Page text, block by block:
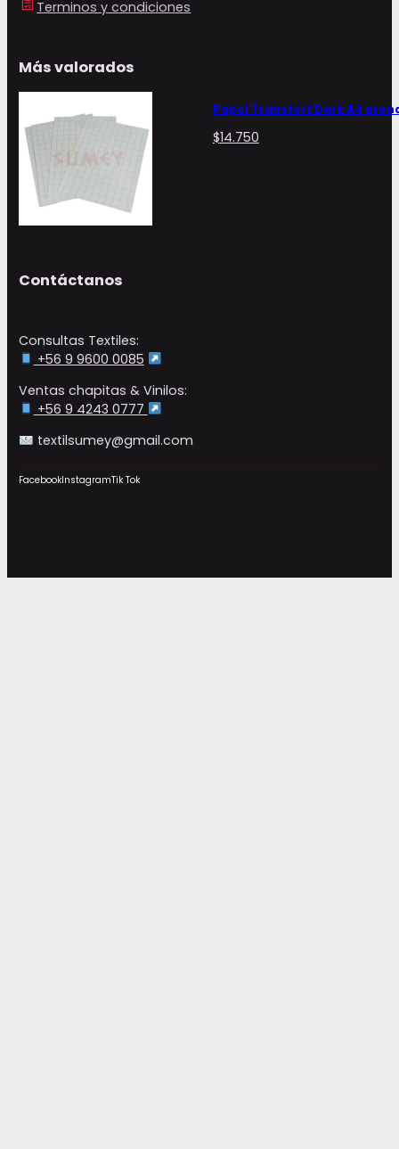
Terminos y condiciones
Más valorados
Papel Transfert Dark A4
$14.750
Contáctanos
Consultas Textiles:
+56 9 9600 0085
Ventas chapitas & Vinilos:
+56 9 4243 0777
textilsumey@gmail.com
FacebookInstagramTik Tok